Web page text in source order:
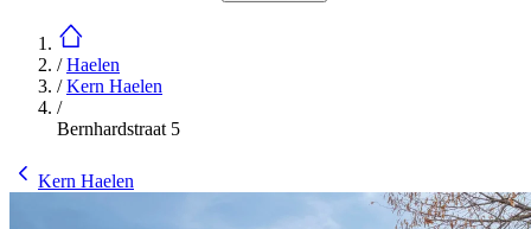
/Haelen
/Kern Haelen
/
Bernhardstraat 5
Kern Haelen